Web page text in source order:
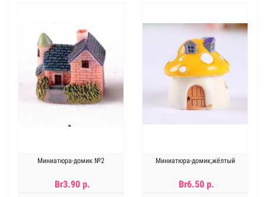
Миниатюра-домик №2
Br3.90 р.
Миниатюра-домик,жёлтый
Br6.50 р.